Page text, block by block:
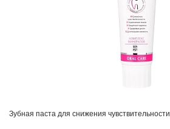
Зубная паста для снижения чувствительности